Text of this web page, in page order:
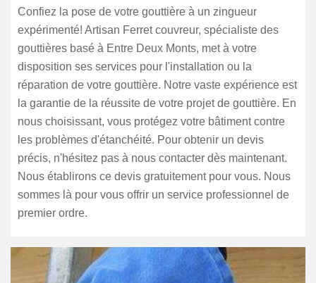
Confiez la pose de votre gouttière à un zingueur
expérimenté! Artisan Ferret couvreur, spécialiste des
gouttières basé à Entre Deux Monts, met à votre
disposition ses services pour l'installation ou la
réparation de votre gouttière. Notre vaste expérience est
la garantie de la réussite de votre projet de gouttière. En
nous choisissant, vous protégez votre bâtiment contre
les problèmes d'étanchéité. Pour obtenir un devis
précis, n'hésitez pas à nous contacter dès maintenant.
Nous établirons ce devis gratuitement pour vous. Nous
sommes là pour vous offrir un service professionnel de
premier ordre.